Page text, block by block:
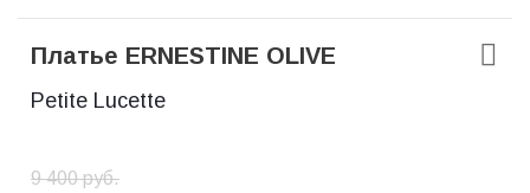
Платье ERNESTINE OLIVE
Petite Lucette
9 400руб.